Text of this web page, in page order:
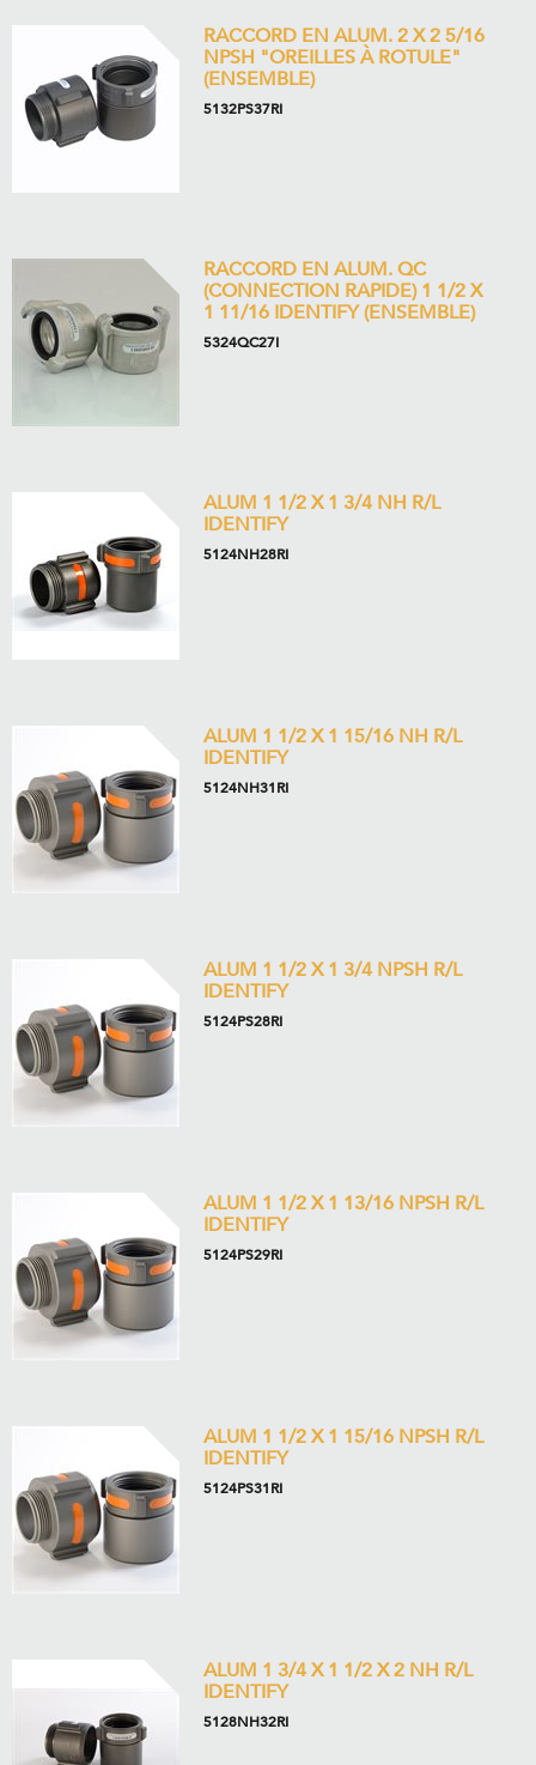
RACCORD EN ALUM. 2 X 2 5/16
NPSH "OREILLES À ROTULE"
(ENSEMBLE)
5132PS37RI
RACCORD EN ALUM. QC
(CONNECTION RAPIDE) 1 1/2 X
1 11/16 IDENTIFY (ENSEMBLE)
5324QC27I
ALUM 1 1/2 X 1 3/4 NH R/L
IDENTIFY
5124NH28RI
ALUM 1 1/2 X 1 15/16 NH R/L
IDENTIFY
5124NH31RI
ALUM 1 1/2 X 1 3/4 NPSH R/L
IDENTIFY
5124PS28RI
ALUM 1 1/2 X 1 13/16 NPSH R/L
IDENTIFY
5124PS29RI
ALUM 1 1/2 X 1 15/16 NPSH R/L
IDENTIFY
5124PS31RI
ALUM 1 3/4 X 1 1/2 X 2 NH R/L
IDENTIFY
5128NH32RI